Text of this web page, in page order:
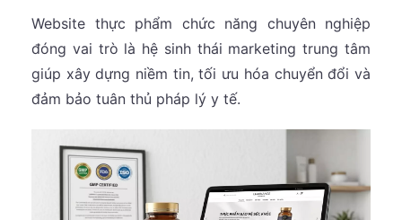
Website thực phẩm chức năng chuyên nghiệp
đóng vai trò là hệ sinh thái marketing trung tâm
giúp xây dựng niềm tin, tối ưu hóa chuyển đổi và
đảm bảo tuân thủ pháp lý y tế.